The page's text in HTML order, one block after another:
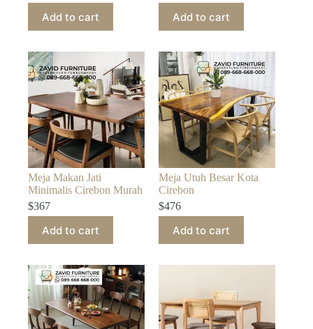
Add to cart Add to cart
Meja Makan Jati
Minimalis Cirebon Murah
$367
Add to cart
Meja Utuh Besar Kota
Cirebon
$476
Add to cart